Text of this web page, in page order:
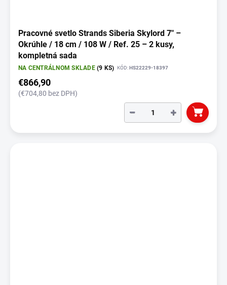
Pracovné svetlo Strands Siberia Skylord 7" –
Okrúhle / 18 cm / 108 W / Ref. 25 – 2 kusy,
kompletná sada
NA CENTRÁLNOM SKLADE(9 KS) KÓD:HS22229-18397
€866,90
(€704,80 bez DPH)
+
−